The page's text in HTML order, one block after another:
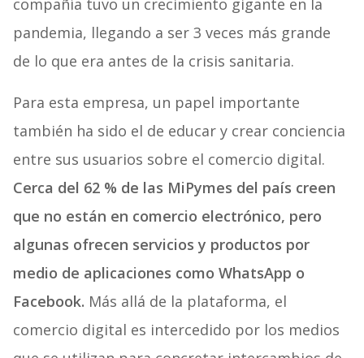
compañía tuvo un crecimiento gigante en la
pandemia, llegando a ser 3 veces más grande
de lo que era antes de la crisis sanitaria.
Para esta empresa, un papel importante
también ha sido el de educar y crear conciencia
entre sus usuarios sobre el comercio digital.
Cerca del 62 % de las MiPymes del país creen
que no están en comercio electrónico, pero
algunas ofrecen servicios y productos por
medio de aplicaciones como WhatsApp o
Facebook. Más allá de la plataforma, el
comercio digital es intercedido por los medios